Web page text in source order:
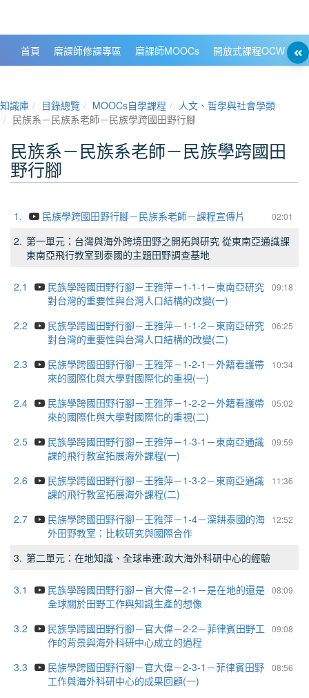
首頁 磨課師修課專區 磨課師MOOCs 開放式課程OCW
知識庫 目錄總覽 MOOCs自學課程
人文、哲學與社會學類
民族系－民族系老師－民族學跨國田野行腳
民族系－民族系老師－民族學跨國田
野行腳
1. 02:01
民族學跨國田野行腳－民族系老師－課程宣傳片
2. 第一單元：台灣與海外跨境田野之開拓與研究 從東南亞通識課
東南亞飛行教室到泰國的主題田野調查基地
2.1 09:18
民族學跨國田野行腳－王雅萍－1-1-1－東南亞研究
對台灣的重要性與台灣人口結構的改變(一)
2.2
06:25
民族學跨國田野行腳－王雅萍－1-1-2－東南亞研究
對台灣的重要性與台灣人口結構的改變(二)
2.3
10:34
民族學跨國田野行腳－王雅萍－1-2-1－外籍看護帶
來的國際化與大學對國際化的重視(一)
2.4
05:02
民族學跨國田野行腳－王雅萍－1-2-2－外籍看護帶
來的國際化與大學對國際化的重視(二)
2.5
09:59
民族學跨國田野行腳－王雅萍－1-3-1－東南亞通識
課的飛行教室拓展海外課程(一)
2.6
11:36
民族學跨國田野行腳－王雅萍－1-3-2－東南亞通識
課的飛行教室拓展海外課程(二)
2.7
12:52
民族學跨國田野行腳－王雅萍－1-4－深耕泰國的海
外田野教室：比較研究與國際合作
3. 第二單元：在地知識、全球串連:政大海外科研中心的經驗
3.1 08:09
民族學跨國田野行腳－官大偉－2-1－是在地的還是
全球關於田野工作與知識生產的想像
3.2
09:08
民族學跨國田野行腳－官大偉－2-2－菲律賓田野工
作的背景與海外科研中心成立的過程
3.3
08:56
民族學跨國田野行腳－官大偉－2-3-1－菲律賓田野
工作與海外科研中心的成果回顧(一)